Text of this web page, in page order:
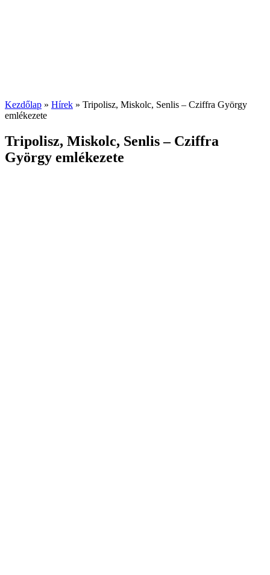
Kezdőlap » Hírek » Tripolisz, Miskolc, Senlis – Cziffra György
emlékezete
Tripolisz, Miskolc, Senlis – Cziffra
György emlékezete